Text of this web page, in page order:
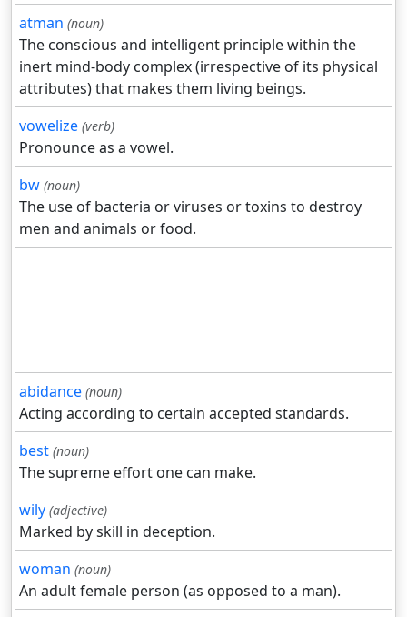
atman (noun)
The conscious and intelligent principle within the
inert mind-body complex (irrespective of its physical
attributes) that makes them living beings.
vowelize (verb)
Pronounce as a vowel.
bw (noun)
The use of bacteria or viruses or toxins to destroy
men and animals or food.
abidance (noun)
Acting according to certain accepted standards.
best (noun)
The supreme effort one can make.
wily (adjective)
Marked by skill in deception.
woman (noun)
An adult female person (as opposed to a man).